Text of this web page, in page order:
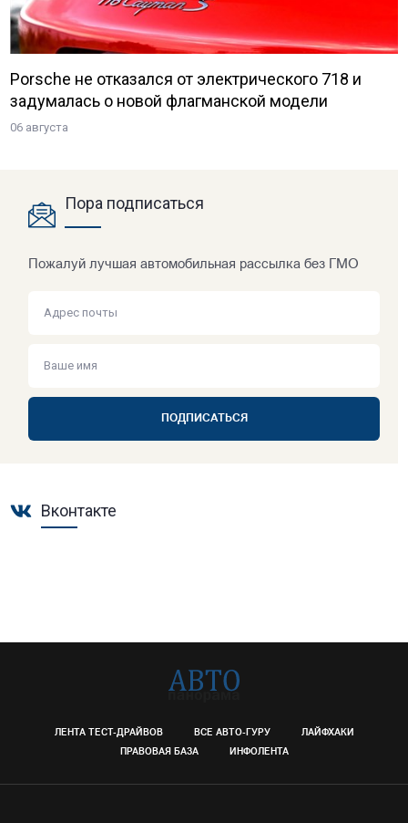
Porsche не отказался от электрического 718 и
задумалась о новой флагманской модели
06 августа
Пора подписаться
Пожалуй лучшая автомобильная рассылка без ГМО
ПОДПИСАТЬСЯ
Вконтакте
ЛЕНТА ТЕСТ-ДРАЙВОВ ВСЕ АВТО-ГУРУ
ЛАЙФХАКИ
ПРАВОВАЯ БАЗА
ИНФОЛЕНТА